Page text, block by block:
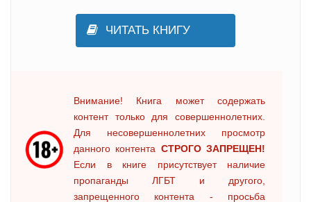
ЧИТАТЬ КНИГУ
Внимание! Книга может содержать
контент только для совершеннолетних.
Для несовершеннолетних просмотр
данного контента СТРОГО ЗАПРЕЩЕН!
Если в книге присутствует наличие
пропаганды ЛГБТ и другого,
запрещенного контента - просьба